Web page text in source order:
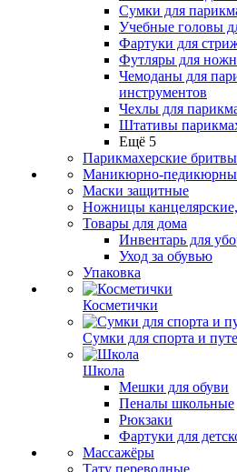
Сумки для
Учебные головы
Фартуки для
Футляры для
Чемоданы для
инструментов
Чехлы для
Штативы
Ещё 5
Парикмахерские бритвы
Маникюрно-
Маски защитные
Ножницы
Товары для дома
Инвентарь для
Уход за обувью
Упаковка
Косметички
Сумки для спорта и
Школа
Мешки для обуви
Пеналы школьные
Рюкзаки
Фартуки для
Массажёры
Тату переводные